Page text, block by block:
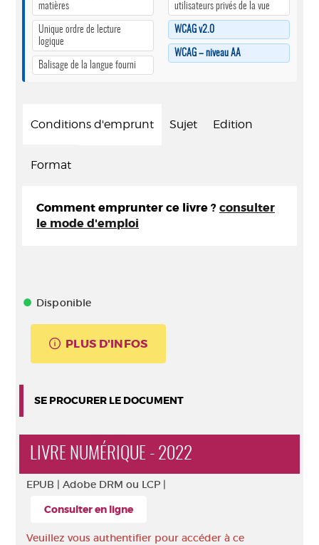
matières
Unique ordre de lecture
logique
Balisage de la langue fourni
utilisateurs privés de la vue
WCAG v2.0
WCAG – niveau AA
Conditions d'emprunt Sujet Edition
Format
Comment emprunter ce livre ? consulter
le mode d'emploi
Disponible
PLUS D'INFOS
SE PROCURER LE DOCUMENT
LIVRE NUMÉRIQUE - 2022
EPUB | Adobe DRM ou LCP |
Consulter en ligne
Veuillez vous authentifier pour accéder à ce